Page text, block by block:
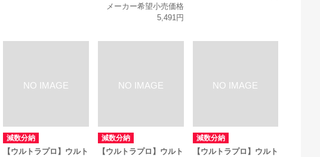
メーカー希望小売価格
5,491円
減数分納
【ウルトラプロ】ウルト
減数分納
【ウルトラプロ】ウルト
減数分納
【ウルトラプロ】ウルト